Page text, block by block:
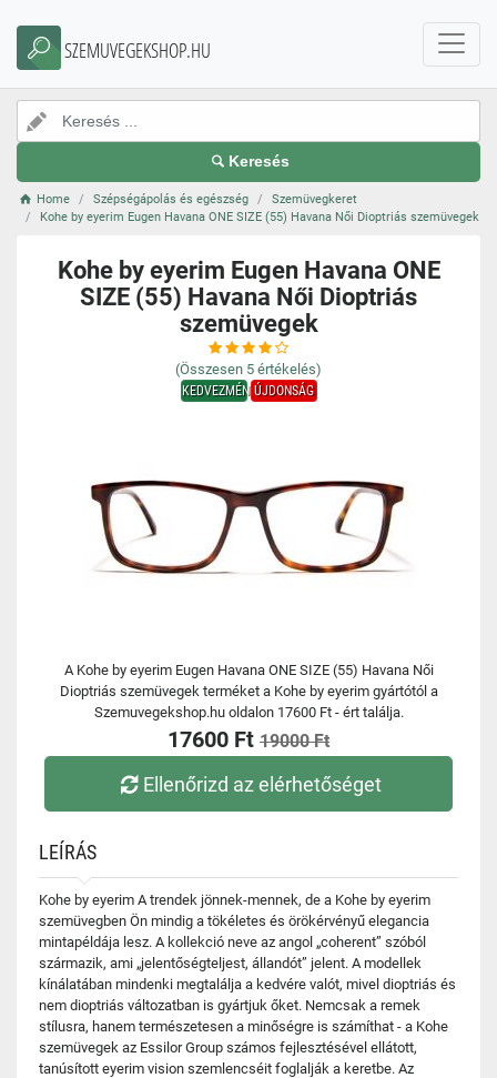
SZEMUVEGEKSHOP.HU
Keresés
Home Szépségápolás és egészség
Szemüvegkeret
Kohe by eyerim Eugen Havana ONE SIZE (55) Havana Női Dioptriás szemüvegek
Kohe by eyerim Eugen Havana ONE
SIZE (55) Havana Női Dioptriás
szemüvegek
(Összesen 5 értékelés)
KEDVEZMÉNYÚJDONSÁG
A Kohe by eyerim Eugen Havana ONE SIZE (55) Havana Női
Dioptriás szemüvegek terméket a Kohe by eyerim gyártótól a
Szemuvegekshop.hu oldalon 17600 Ft - ért találja.
17600 Ft 19000 Ft
Ellenőrizd az elérhetőséget
LEÍRÁS
Kohe by eyerim A trendek jönnek-mennek, de a Kohe by eyerim
szemüvegben Ön mindig a tökéletes és örökérvényű elegancia
mintapéldája lesz. A kollekció neve az angol „coherent” szóból
származik, ami „jelentőségteljest, állandót” jelent. A modellek
kínálatában mindenki megtalálja a kedvére valót, mivel dioptriás és
nem dioptriás változatban is gyártjuk őket. Nemcsak a remek
stílusra, hanem természetesen a minőségre is számíthat - a Kohe
szemüvegek az Essilor Group számos fejlesztésével ellátott,
tanúsított eyerim vision szemlencséit foglalják a keretbe. Az